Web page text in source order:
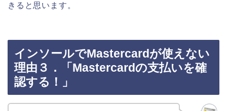
きると思います。
インソールでMastercardが使えない
理由３．「Mastercardの支払いを確
認する！」